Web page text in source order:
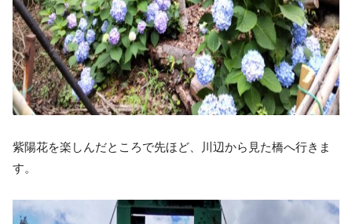
紫陽花を楽しんだところで先ほど、川辺から見た橋へ行きま
す。